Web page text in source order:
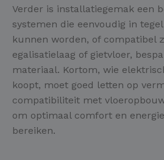
Verder is installatiegemak een
systemen die eenvoudig in
kunnen worden, of compatibel
egalisatielaag of gietvloer,
materiaal. Kortom, wie
koopt, moet goed letten op
compatibiliteit met
om optimaal comfort en
bereiken.